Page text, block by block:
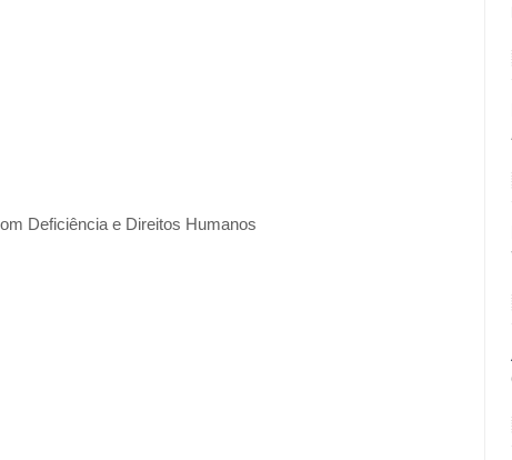
Deficiência e Direitos Humanos